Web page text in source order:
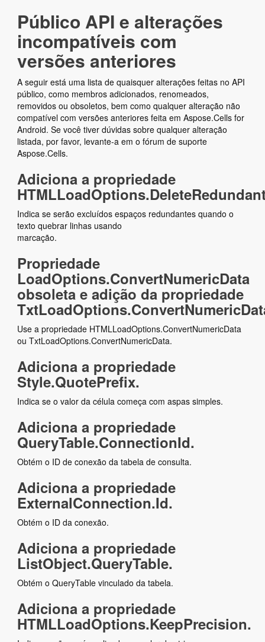
Público API e alterações
incompatíveis com
versões anteriores
A seguir está uma lista de quaisquer alterações feitas no API
público, como membros adicionados, renomeados,
removidos ou obsoletos, bem como qualquer alteração não
compatível com versões anteriores feita em Aspose.Cells for
Android. Se você tiver dúvidas sobre qualquer alteração
listada, por favor, levante-a em o fórum de suporte
Aspose.Cells.
Adiciona a propriedade
Indica se serão excluídos espaços redundantes quando o
texto quebrar linhas usando
marcação.
Propriedade
LoadOptions.ConvertNumericData
obsoleta e adição da propriedade
Use a propriedade HTMLLoadOptions.ConvertNumericData
ou TxtLoadOptions.ConvertNumericData.
Adiciona a propriedade
Style.QuotePrefix.
Indica se o valor da célula começa com aspas simples.
Adiciona a propriedade
QueryTable.ConnectionId.
Obtém o ID de conexão da tabela de consulta.
Adiciona a propriedade
ExternalConnection.Id.
Obtém o ID da conexão.
Adiciona a propriedade
ListObject.QueryTable.
Obtém o QueryTable vinculado da tabela.
Adiciona a propriedade
HTMLLoadOptions.KeepPrecision.